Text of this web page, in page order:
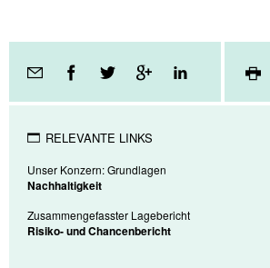
RELEVANTE LINKS
Unser Konzern: Grundlagen
Nachhaltigkeit
Zusammengefasster Lagebericht
Risiko- und Chancenbericht